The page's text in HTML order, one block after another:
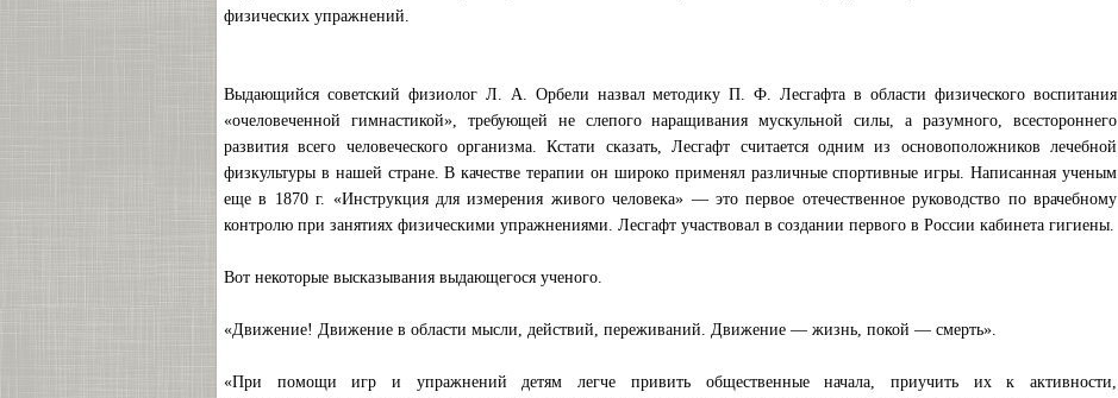
физических упражнений.
Выдающийся советский физиолог Л. А. Орбели назвал методику П. Ф. Лесгафта в области физического воспитания
«очеловеченной гимнастикой», требующей не слепого наращивания мускульной силы, а разумного, всестороннего
развития всего человеческого организма. Кстати сказать, Лесгафт считается одним из основоположников лечебной
физкультуры в нашей стране. В качестве терапии он широко применял различные спортивные игры. Написанная ученым
еще в 1870 г. «Инструкция для измерения живого человека» — это первое отечественное руководство по врачебному
контролю при занятиях физическими упражнениями. Лесгафт участвовал в создании первого в России кабинета гигиены.
Вот некоторые высказывания выдающегося ученого.
«Движение! Движение в области мысли, действий, переживаний. Движение — жизнь, покой — смерть».
«При помощи игр и упражнений детям легче привить общественные начала, приучить их к активности,